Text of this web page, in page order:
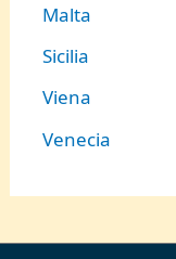
Malta
Sicilia
Viena
Venecia